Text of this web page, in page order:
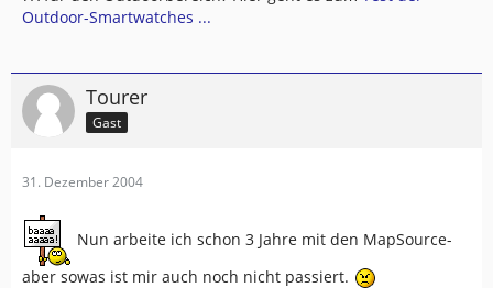
Outdoor-Smartwatches ...
Tourer
Gast
31. Dezember 2004
Nun arbeite ich schon 3 Jahre mit den MapSource-
aber sowas ist mir auch noch nicht passiert.